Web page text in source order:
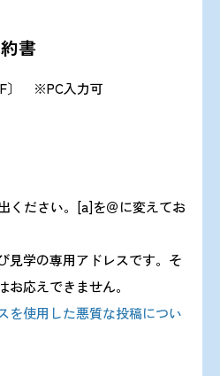
書
〕 ※PC入力可
ださい。 [a]を＠に変えてお
学の専用アドレスです。 そ
お応えできません。
を使用した悪質な投稿につい